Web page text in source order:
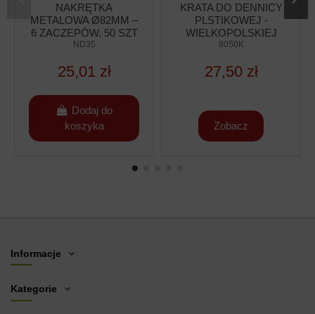
NAKRĘTKA
METALOWA Ø82MM –
6 ZACZEPÓW, 50 SZT
ND35
25,01 zł
Dodaj do
koszyka
KRATA DO DENNICY
PLSTIKOWEJ -
WIELKOPOLSKIEJ
375X375MM
8050K
27,50 zł
Zobacz
Informacje
Kategorie